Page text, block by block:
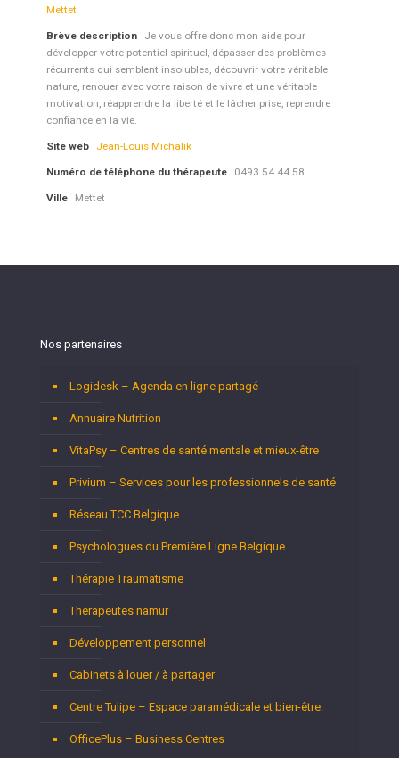
Mettet
Brève description
Je vous offre donc mon aide pour
développer votre potentiel spirituel, dépasser des problèmes
récurrents qui semblent insolubles, découvrir votre véritable
nature, renouer avec votre raison de vivre et une véritable
motivation, réapprendre la liberté et le lâcher prise, reprendre
confiance en la vie.
Site web Jean-Louis Michalik
Numéro de téléphone du thérapeute 0493 54 44 58
Ville Mettet
Nos partenaires
Logidesk – Agenda en ligne partagé
Annuaire Nutrition
VitaPsy – Centres de santé mentale et mieux-être
Privium – Services pour les professionnels de santé
Réseau TCC Belgique
Psychologues du Première Ligne Belgique
Thérapie Traumatisme
Therapeutes namur
Développement personnel
Cabinets à louer / à partager
Centre Tulipe – Espace paramédicale et bien-être.
OfficePlus – Business Centres